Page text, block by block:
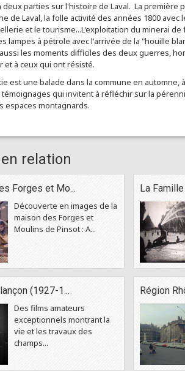
deux parties sur l'histoire de Laval. La première
de Laval, la folle activité des années 1800 avec
et le tourisme...L'exploitation du minerai de
lampes à pétrole avec l'arrivée de la "houille
les moments difficiles des deux guerres,
et à ceux qui ont résisté.
est une balade dans la commune en automne,
témoignages qui invitent à réfléchir sur la
espaces montagnards.
relation
Forges et Mo...
Découverte en images de la
maison des Forges et
Moulins de Pinsot : A...
La
(1927-1...
Des films amateurs
exceptionnels montrant la
vie et les travaux des
champs...
Région